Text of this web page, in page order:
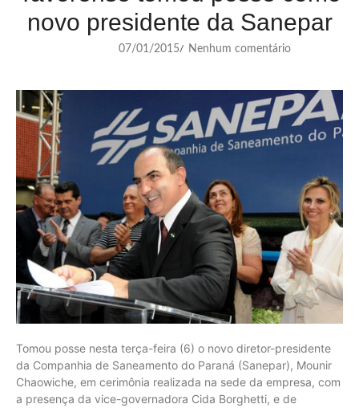
novo presidente da Sanepar
07/01/2015/ Nenhum comentário
Tomou posse nesta terça-feira (6) o novo diretor-presidente
da Companhia de Saneamento do Paraná (Sanepar), Mounir
Chaowiche, em cerimônia realizada na sede da empresa, com
a presença da vice-governadora Cida Borghetti, e de